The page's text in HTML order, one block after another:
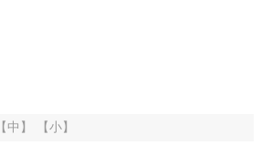
【中】 【小】